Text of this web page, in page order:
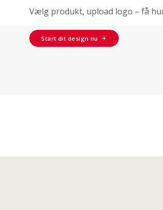
Vælg produkt, upload logo – få
Start dit design nu